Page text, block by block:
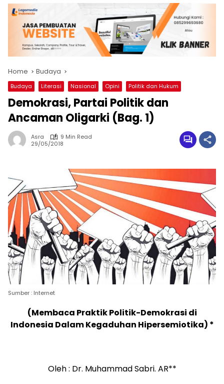
Home Budaya
Budaya Literasi Nasional Opini Politik dan Hukum
Demokrasi, Partai Politik dan
Ancaman Oligarki (Bag. 1)
Asra
9 Min Read
29/05/2018
Sumber : Internet
(Membaca Praktik Politik-Demokrasi di
Indonesia Dalam Kegaduhan Hipersemiotika) *
Oleh : Dr. Muhammad Sabri. AR**